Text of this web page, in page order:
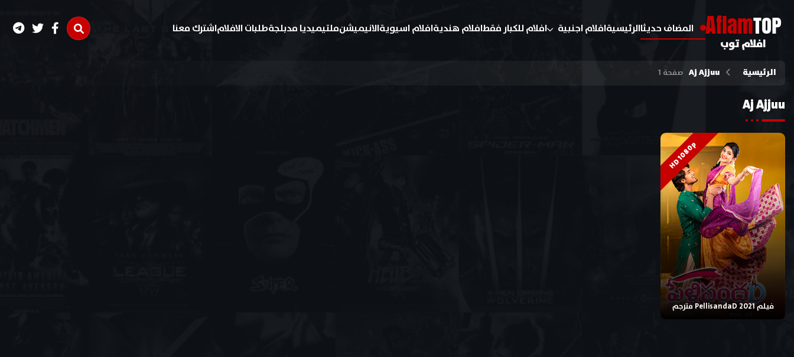
AflamTOP
افلام توب
المضاف حديثاالرئيسيةافلام اجنبية افلام للكبار فقطافلام هنديةافلام اسيويةالانيميشنملتيميديا مدبلجةطلبات الافلاماشترك معنا
الرئيسية Aj Ajjuu صفحة 1
Aj Ajjuu
HD 1080p
فيلم PellisandaD 2021 مترجم